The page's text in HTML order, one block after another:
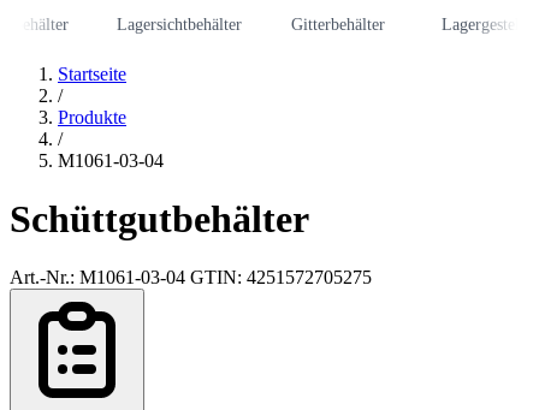
Lagersichtbehälter Gitterbehälter Lagergestell
Startseite
/
Produkte
/
M1061-03-04
Schüttgutbehälter
Art.-Nr.: M1061-03-04 GTIN: 4251572705275